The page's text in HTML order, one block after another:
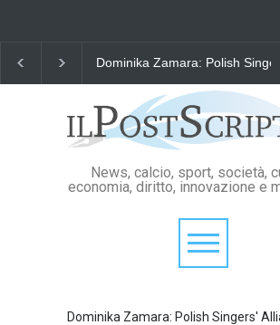
Dominika Zamara: Polish
News, calcio, sport, società,
economia, diritto, innovazione e
Dominika Zamara: Polish Singers'